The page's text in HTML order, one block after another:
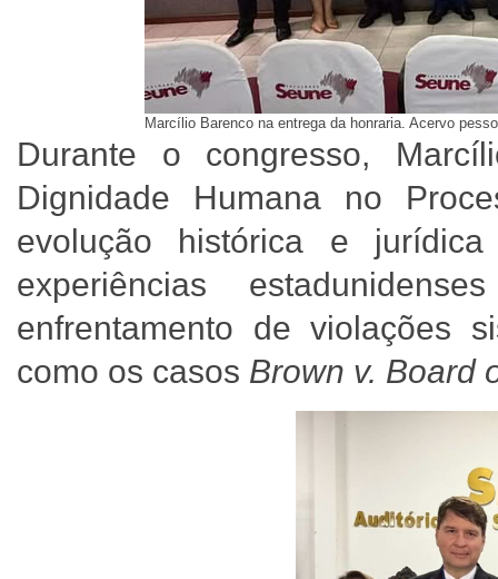
Marcílio Barenco na entrega da honraria. Acervo
Durante o congresso,
Dignidade Humana no
evolução histórica e
experiências
enfrentamento de violações
como os casos Brown v. Board